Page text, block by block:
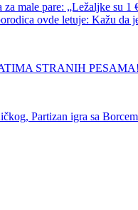
male pare: „Ležaljke su 1
ovde letuje: Kažu da
STRANIH PESAMA!
Partizan igra sa